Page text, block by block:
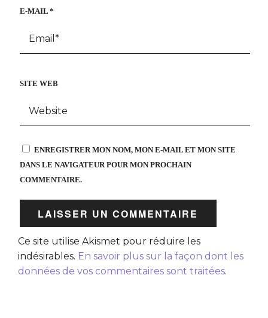
E-MAIL *
SITE WEB
ENREGISTRER MON NOM, MON E-MAIL ET MON SITE
DANS LE NAVIGATEUR POUR MON PROCHAIN
COMMENTAIRE.
Ce site utilise Akismet pour réduire les
indésirables. En savoir plus sur la façon dont les
données de vos commentaires sont traitées.